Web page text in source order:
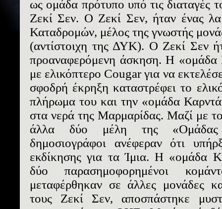
ως ομάδα πρότυπο υπό τις διαταγές
Ζεκί Σεν. Ο Ζεκί Σεν, ήταν ένας
Καταδρομών, μέλος της γνωστής
(αντίστοιχη της ΔΥΚ). Ο Ζεκί Σεν
προαναφερόμενη άσκηση. Η «ομάδα
με ελικόπτερο Cougar για να
σφοδρή έκρηξη καταστρέφει το
πλήρωμα του και την «ομάδα
στα νερά της Μαρμαρίδας. Μαζί με
άλλα δύο μέλη της «Ομάδας
δημοσιογράφοι ανέφεραν ότι
εκδίκησης για τα Ίμια. Η «ομάδα
δύο παρασημοφορημένοι
μεταφέρθηκαν σε άλλες μονάδες
τους Ζεκί Σεν, αποσπάστηκε